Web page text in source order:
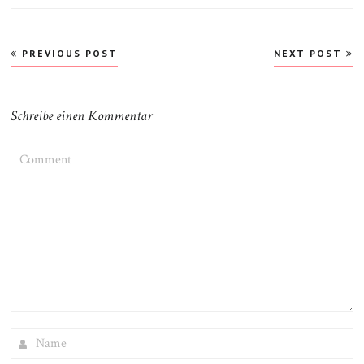
Beitragsnavigation
PREVIOUS POST NEXT POST
Schreibe einen Kommentar